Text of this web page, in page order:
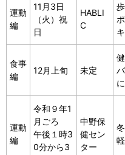
運動
編
11月3日
（火）祝
日
HABLI
C
食事
編
12月上旬 未定
運動
編
令和９年1
月ごろ
午後１時3
0分から3
中野保
健セン
ター